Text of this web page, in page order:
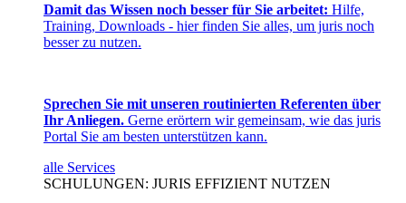
Damit das Wissen noch besser für Sie arbeitet: Hilfe,
Training, Downloads - hier finden Sie alles, um juris noch
besser zu nutzen.
Sprechen Sie mit unseren routinierten Referenten über
Ihr Anliegen. Gerne erörtern wir gemeinsam, wie das juris
Portal Sie am besten unterstützen kann.
alle Services
SCHULUNGEN: JURIS EFFIZIENT NUTZEN